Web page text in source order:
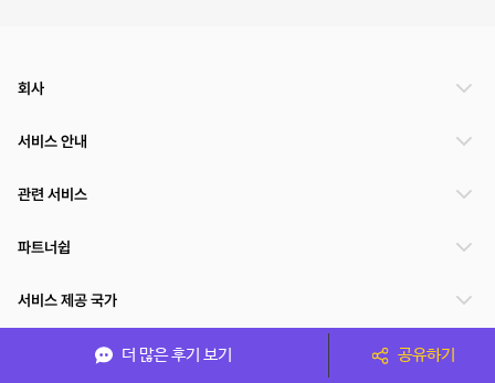
더 많은 후기 보기 공유하기
회사
서비스 안내
관련 서비스
파트너쉽
서비스 제공 국가